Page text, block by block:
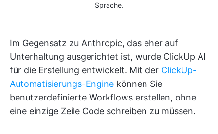
Sprache.
Im Gegensatz zu Anthropic, das eher auf
Unterhaltung ausgerichtet ist, wurde ClickUp AI
für die Erstellung entwickelt. Mit der ClickUp-
Automatisierungs-Engine können Sie
benutzerdefinierte Workflows erstellen, ohne
eine einzige Zeile Code schreiben zu müssen.